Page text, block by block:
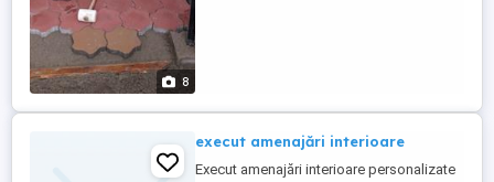
8
execut amenajări interioare
Execut amenajări interioare personalizate